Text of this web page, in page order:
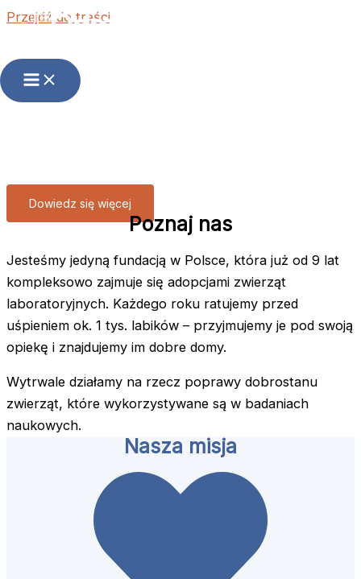
Przejdź do treści
Odmień los zwierząt
laboratoryjnych
Dowiedz się więcej
Poznaj nas
Jesteśmy jedyną fundacją w Polsce, która już od 9 lat
kompleksowo zajmuje się adopcjami zwierząt
laboratoryjnych. Każdego roku ratujemy przed
uśpieniem ok. 1 tys. labików – przyjmujemy je pod swoją
opiekę i znajdujemy im dobre domy.
Wytrwale działamy na rzecz poprawy dobrostanu
zwierząt, które wykorzystywane są w badaniach
naukowych.
Nasza misja